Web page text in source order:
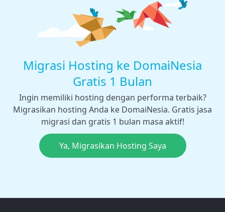
Migrasi Hosting ke DomaiNesia
Gratis 1 Bulan
Ingin memiliki hosting dengan performa terbaik?
Migrasikan hosting Anda ke DomaiNesia. Gratis jasa
migrasi dan gratis 1 bulan masa aktif!
Ya, Migrasikan Hosting Saya